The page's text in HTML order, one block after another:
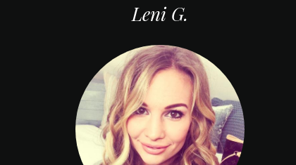
Leni G.